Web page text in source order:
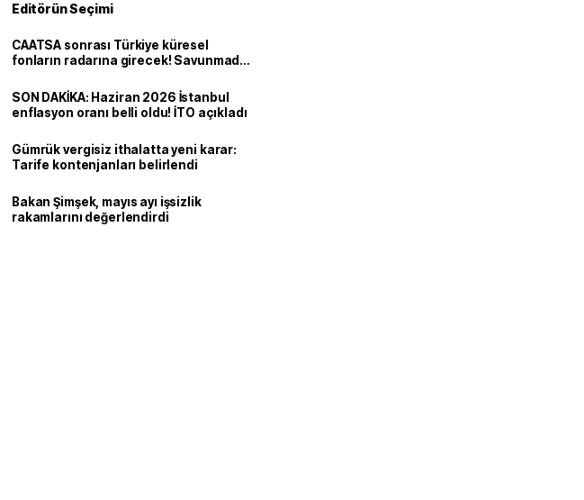
Editörün Seçimi
CAATSA sonrası Türkiye küresel
fonların radarına girecek! Savunmadan
SON DAKİKA: Haziran 2026 İstanbul
enflasyon oranı belli oldu! İTO açıkladı
Gümrük vergisiz ithalatta yeni karar:
Tarife kontenjanları belirlendi
Bakan Şimşek, mayıs ayı işsizlik
rakamlarını değerlendirdi